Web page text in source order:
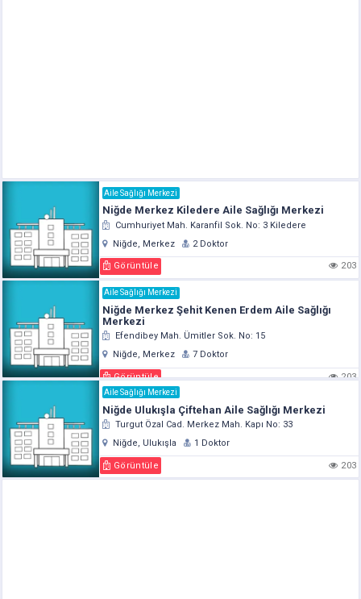
Aile Sağlığı Merkezi
Niğde Merkez Kiledere Aile Sağlığı Merkezi
Cumhuriyet Mah. Karanfil Sok. No: 3 Kiledere
Niğde, Merkez
2 Doktor
Görüntüle 203
Aile Sağlığı Merkezi
Niğde Merkez Şehit Kenen Erdem Aile Sağlığı
Merkezi
Efendibey Mah. Ümitler Sok. No: 15
Niğde, Merkez
7 Doktor
Görüntüle 203
Aile Sağlığı Merkezi
Niğde Ulukışla Çiftehan Aile Sağlığı Merkezi
Turgut Özal Cad. Merkez Mah. Kapı No: 33
Niğde, Ulukışla
1 Doktor
Görüntüle 203